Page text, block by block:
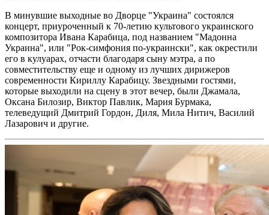
В минувшие выходные во Дворце "Украина" состоялся
концерт, приуроченный к 70-летию культового украинского
композитора Ивана Карабица, под названием "Мадонна
Украина", или "Рок-симфония по-украински", как окрестили
его в кулуарах, отчасти благодаря сыну мэтра, а по
совместительству еще и одному из лучших дирижеров
современности Кириллу Карабицу. Звездными гостями,
которые выходили на сцену в этот вечер, были Джамала,
Оксана Билозир, Виктор Павлик, Мария Бурмака,
телеведущий Дмитрий Гордон, Диля, Мила Нитич, Василий
Лазарович и другие.